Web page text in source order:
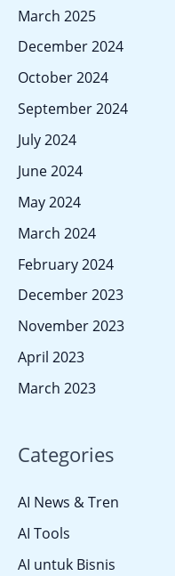
r
:
March 2025
December 2024
October 2024
September 2024
July 2024
June 2024
May 2024
March 2024
February 2024
December 2023
November 2023
April 2023
March 2023
Categories
AI News & Tren
AI Tools
AI untuk Bisnis